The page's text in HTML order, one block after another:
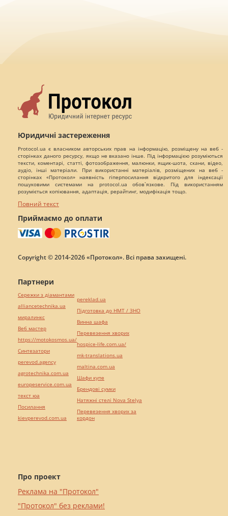
Юридичні застереження
Protocol.ua є власником авторських прав на інформацію, розміщену на веб -
сторінках даного ресурсу, якщо не вказано інше. Під інформацією розуміються
тексти, коментарі, статті, фотозображення, малюнки, ящик-шота, скани, відео,
аудіо, інші матеріали. При використанні матеріалів, розміщених на веб -
сторінках «Протокол» наявність гіперпосилання відкритого для індексації
пошуковими системами на protocol.ua обов`язкове. Під використанням
розуміється копіювання, адаптація, рерайтинг, модифікація тощо.
Повний текст
Приймаємо до оплати
Copyright © 2014-2026 «Протокол». Всі права захищені.
Про проект
Реклама на "Протокол"
"Протокол" без реклами!
Партнери
Сережки з діамантами
alliancetechnika.ua
миралинкс
Веб мастер
https://motokosmos.ua/
Синтезатори
perevod.agency
agrotechnika.com.ua
europeservice.com.ua
текст юа
Посилання
kievperevod.com.ua
pereklad.ua
Підготовка до НМТ / ЗНО
Винна шафа
Перевезення хворих
hospice-life.com.ua/
mk-translations.ua
maltina.com.ua
Шафи купе
Брендові сумки
Натяжні стелі Nova Stelya
Перевезення хворих за
кордон